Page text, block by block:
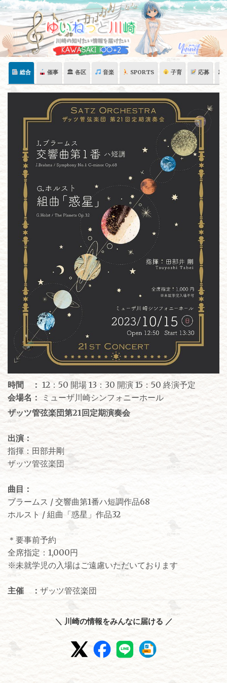
Skip
content
総合 催事 🏛 各区 音楽 SPORTS 子育 応募 🏛
時間 ： 12：50 開場 13：30 開演 15：50 終演予定
会場名：
ミューザ川崎シンフォニーホール
ザッツ管弦楽団第21回定期演奏会
出演：
指揮：田部井剛
ザッツ管弦楽団
曲⽬：
ブラームス / 交響曲第1番ハ短調作品68
ホルスト / 組曲「惑星」作品32
＊要事前予約
全席指定：1,000円
※未就学児の入場はご遠慮いただいております
主催 ： ザッツ管弦楽団
＼ 川崎の情報をみんなに届ける ／